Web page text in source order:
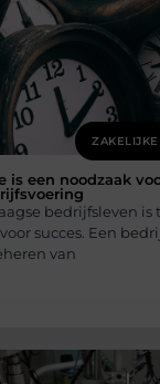
is een noodzaak
bedrijfsleven is
succes. Een
van